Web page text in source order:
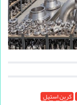
کربن استیل